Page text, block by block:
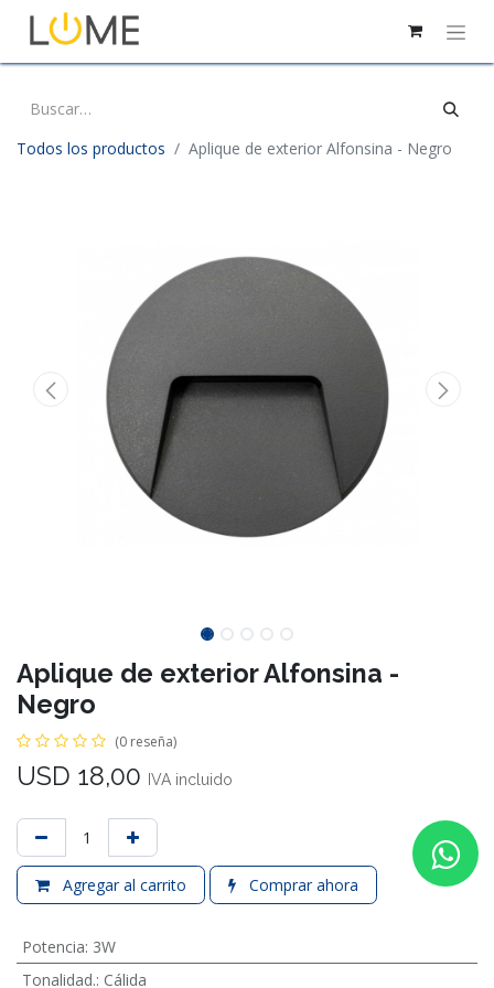
Todos los productos Aplique de exterior Alfonsina - Negro
Aplique de exterior Alfonsina -
Negro
(0 reseña)
USD 18,00 IVA incluido
Agregar al carrito Comprar ahora
Potencia: 3W
Tonalidad.: Cálida